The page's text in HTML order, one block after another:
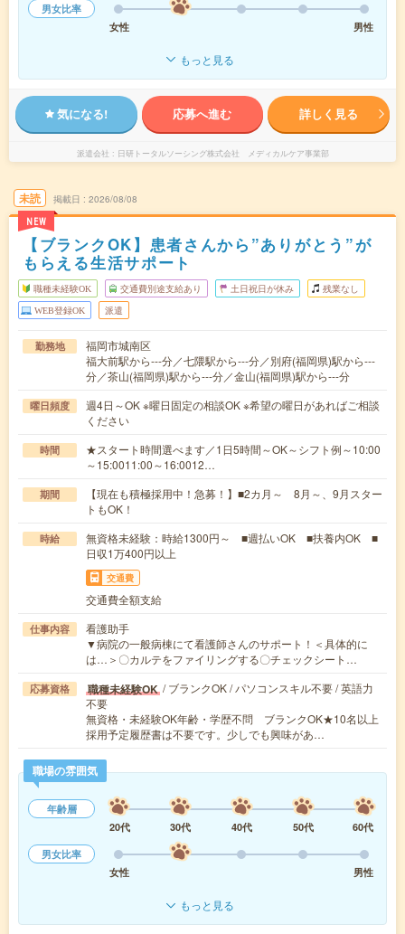
男女比率
女性
男性
もっと見る
気になる! 応募へ進む 詳しく見る
派遣会社 日研トータルソーシング株式会社 メディカルケア事業部
未読
NEW
掲載日 2026/08/08
【ブランクOK】患者さんから”ありがとう”が
もらえる生活サポート
職種未経験OK 交通費別途支給あり 土日祝日が休み 残業なし
WEB登録OK 派遣
勤務地
福岡市城南区
福大前駅から---分／七隈駅から---分／別府(福岡県)駅から---
分／茶山(福岡県)駅から---分／金山(福岡県)駅から---分
曜日頻度
週4日～OK ※曜日固定の相談OK ※希望の曜日があればご相談
ください
時間
★スタート時間選べます／1日5時間～OK～シフト例～10:00
～15:0011:00～16:0012…
期間
【現在も積極採用中！急募！】■2カ月～ 8月～、9月スター
トもOK！
時給
無資格未経験：時給1300円～ ■週払いOK ■扶養内OK ■
日収1万400円以上
交通費
交通費全額支給
仕事内容
看護助手
▼病院の一般病棟にて看護師さんのサポート！＜具体的に
は…＞〇カルテをファイリングする〇チェックシート…
応募資格 職種未経験OK / ブランクOK / パソコンスキル不要 / 英語力
不要
無資格・未経験OK年齢・学歴不問 ブランクOK★10名以上
採用予定履歴書は不要です。少しでも興味があ…
職場の雰囲気
年齢層
20代
30代 40代 50代
60代
男女比率
女性
男性
もっと見る